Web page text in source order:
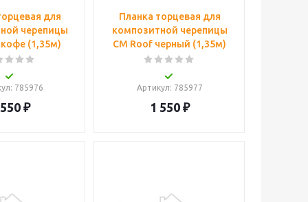
для
черепицы
(1,35м)
: 785976
₽
Планка торцевая для
композитной черепицы
CM Roof черный (1,35м)
Артикул: 785977
1 550₽